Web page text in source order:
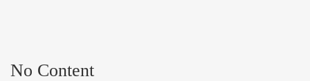
No Content